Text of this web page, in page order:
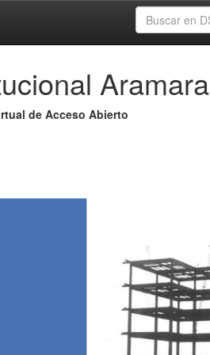
Aramara
de Acceso Abierto